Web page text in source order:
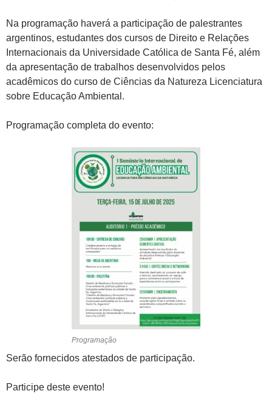
Na programação haverá a participação de palestrantes
argentinos, estudantes dos cursos de Direito e Relações
Internacionais da Universidade Católica de Santa Fé, além
da apresentação de trabalhos desenvolvidos pelos
acadêmicos do curso de Ciências da Natureza Licenciatura
sobre Educação Ambiental.
Programação completa do evento:
Programação
Serão fornecidos atestados de participação.
Participe deste evento!